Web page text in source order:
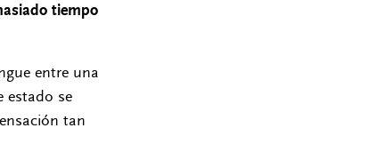
tiempo
entre una
estado se
tan